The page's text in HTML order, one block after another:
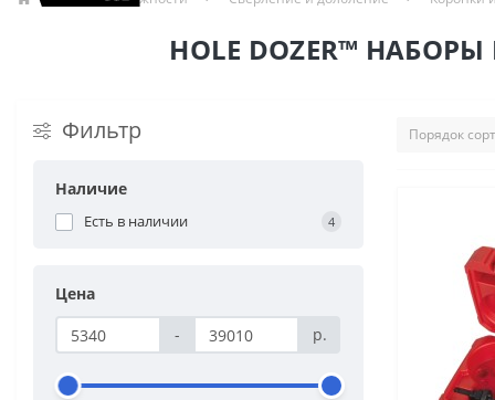
HOLE DOZER™
Фильтр
Наличие
Есть в наличии 4
Цена
-
р.